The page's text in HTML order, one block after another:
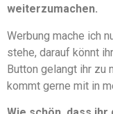
weiterzumachen.
Werbung mache ich
stehe, darauf könnt
Button gelangt ihr zu
kommt gerne mit in